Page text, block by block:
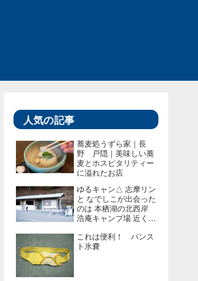
人気の記事
蕎麦処うずら家｜長
野 戸隠｜美味しい蕎
麦とホスピタリティー
に溢れたお店
ゆるキャン△ 志摩リン
と なでしこが出会った
のは 本栖湖の北西岸
浩庵キャンプ場 近くの
った！
これは便利！ パンス
ト氷嚢